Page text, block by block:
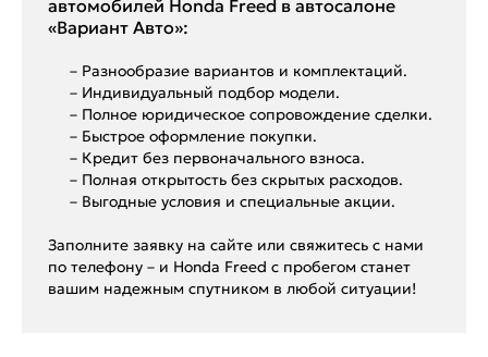
автомобилей Honda Freed в автосалоне
«Вариант Авто»:
– Разнообразие вариантов и комплектаций.
– Индивидуальный подбор модели.
– Полное юридическое сопровождение сделки.
– Быстрое оформление покупки.
– Кредит без первоначального взноса.
– Полная открытость без скрытых расходов.
– Выгодные условия и специальные акции.
Заполните заявку на сайте или свяжитесь с нами
по телефону – и Honda Freed с пробегом станет
вашим надежным спутником в любой ситуации!